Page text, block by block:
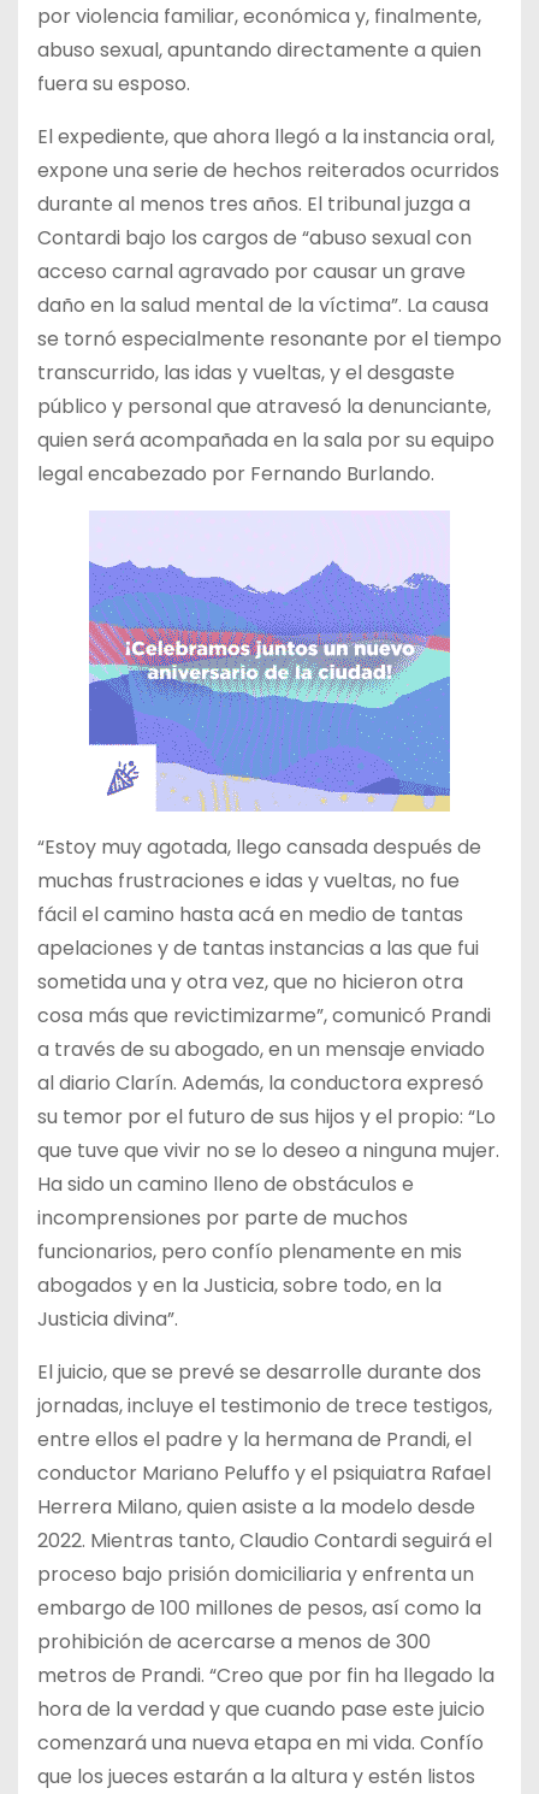
por violencia familiar, económica y, finalmente,
abuso sexual, apuntando directamente a quien
fuera su esposo.
El expediente, que ahora llegó a la instancia oral,
expone una serie de hechos reiterados ocurridos
durante al menos tres años. El tribunal juzga a
Contardi bajo los cargos de “abuso sexual con
acceso carnal agravado por causar un grave
daño en la salud mental de la víctima”. La causa
se tornó especialmente resonante por el tiempo
transcurrido, las idas y vueltas, y el desgaste
público y personal que atravesó la denunciante,
quien será acompañada en la sala por su equipo
legal encabezado por Fernando Burlando.
“Estoy muy agotada, llego cansada después de
muchas frustraciones e idas y vueltas, no fue
fácil el camino hasta acá en medio de tantas
apelaciones y de tantas instancias a las que fui
sometida una y otra vez, que no hicieron otra
cosa más que revictimizarme”, comunicó Prandi
a través de su abogado, en un mensaje enviado
al diario Clarín. Además, la conductora expresó
su temor por el futuro de sus hijos y el propio: “Lo
que tuve que vivir no se lo deseo a ninguna mujer.
Ha sido un camino lleno de obstáculos e
incomprensiones por parte de muchos
funcionarios, pero confío plenamente en mis
abogados y en la Justicia, sobre todo, en la
Justicia divina”.
El juicio, que se prevé se desarrolle durante dos
jornadas, incluye el testimonio de trece testigos,
entre ellos el padre y la hermana de Prandi, el
conductor Mariano Peluffo y el psiquiatra Rafael
Herrera Milano, quien asiste a la modelo desde
2022. Mientras tanto, Claudio Contardi seguirá el
proceso bajo prisión domiciliaria y enfrenta un
embargo de 100 millones de pesos, así como la
prohibición de acercarse a menos de 300
metros de Prandi. “Creo que por fin ha llegado la
hora de la verdad y que cuando pase este juicio
comenzará una nueva etapa en mi vida. Confío
que los jueces estarán a la altura y estén listos